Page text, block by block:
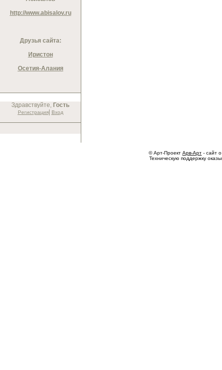
http://www.abisalov.ru
Друзья сайта:
Иристон
Осетия-Алания
Здравствуйте, Гость
Регистрация| Вход
© Арт-Проект Арв-Арт - сайт
Техническую поддержку